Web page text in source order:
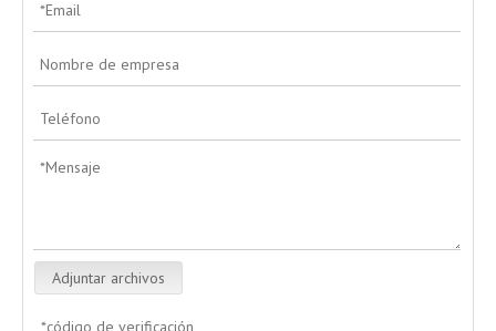
Adjuntar archivos